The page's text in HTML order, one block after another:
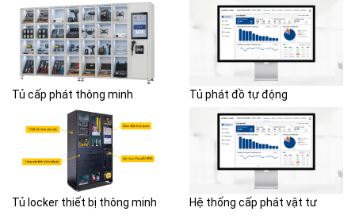
Tủ cấp phát thông minh Tủ phát đồ tự động
Tủ locker thiết bị thông minh Hệ thống cấp phát vật tư